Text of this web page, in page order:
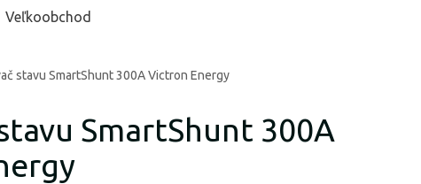
Veľkoobchod
stavu SmartShunt 300A Victron Energy
SmartShunt 300A